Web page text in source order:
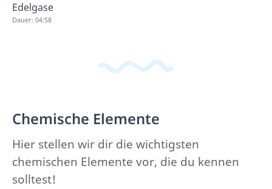
Edelgase
Dauer: 04:58
Chemische Elemente
Hier stellen wir dir die wichtigsten
chemischen Elemente vor, die du kennen
solltest!